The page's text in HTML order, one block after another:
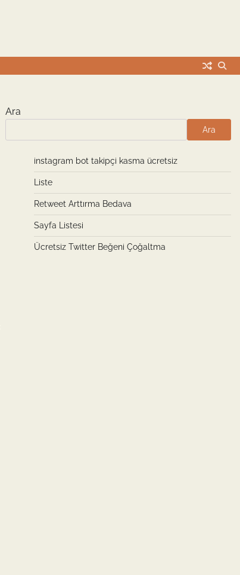
Ara
Ara
instagram bot takipçi kasma ücretsiz
Liste
Retweet Arttırma Bedava
Sayfa Listesi
Ücretsiz Twitter Beğeni Çoğaltma